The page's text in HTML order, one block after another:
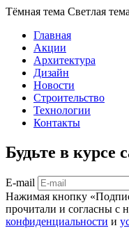
Тёмная тема Светлая тема
Главная
Акции
Архитектура
Дизайн
Новости
Строительство
Технологии
Контакты
Будьте в курсе
E-mail
Нажимая кнопку
прочитали и согласны с
конфиденциальности и